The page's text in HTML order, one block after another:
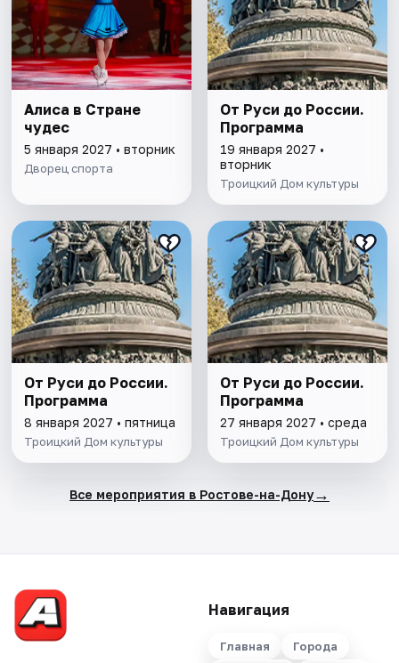
Алиса в Стране
чудес
5 января 2027 • вторник
Дворец спорта
От Руси до России.
Программа
19 января 2027 •
вторник
Троицкий Дом культуры
От Руси до России.
Программа
8 января 2027 • пятница
Троицкий Дом культуры
От Руси до России.
Программа
27 января 2027 • среда
Троицкий Дом культуры
Все мероприятия в Ростове-на-Дону→
Навигация
Главная Города